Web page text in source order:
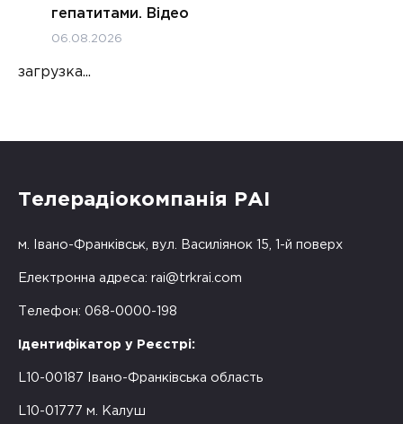
гепатитами. Відео
06.08.2026
загрузка...
Телерадіокомпанія РАІ
м. Івано-Франківськ, вул. Василіянок 15, 1-й поверх
Електронна адреса: rai@trkrai.com
Телефон: 068-0000-198
Ідентифікатор у Реєстрі:
L10-00187 Івано-Франківська область
L10-01777 м. Калуш